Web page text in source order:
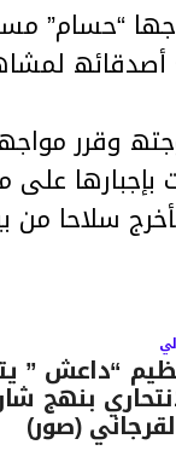
“حسام”
وقرر
سلاحا
“داعش ”
بنهج
(صور)